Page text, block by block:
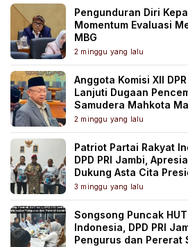
Pengunduran Diri
Momentum Evaluasi
MBG
2 minggu yang lalu
Anggota Komisi XII
Lanjuti Dugaan
Samudera Mahkota
2 minggu yang lalu
Patriot Partai Rakyat
DPD PRI Jambi,
Dukung Asta Cita
3 minggu yang lalu
Songsong Puncak
Indonesia, DPD PRI
Pengurus dan Pererat